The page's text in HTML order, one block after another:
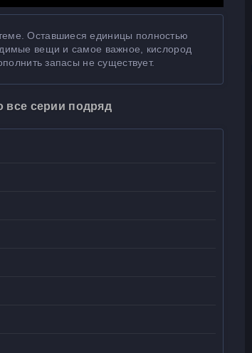
Оставшиеся единицы полностью
вещи и самое важное, кислород
запасы не существует.
все серии подряд